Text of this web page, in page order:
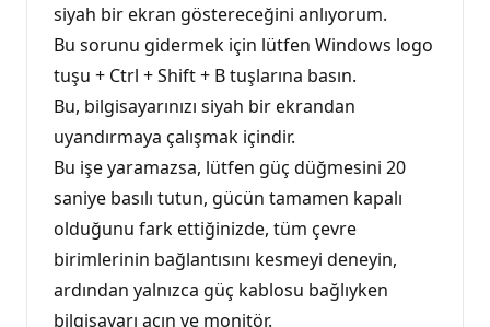
siyah bir ekran göstereceğini anlıyorum.
Bu sorunu gidermek için lütfen Windows logo
tuşu + Ctrl + Shift + B tuşlarına basın.
Bu, bilgisayarınızı siyah bir ekrandan
uyandırmaya çalışmak içindir.
Bu işe yaramazsa, lütfen güç düğmesini 20
saniye basılı tutun, gücün tamamen kapalı
olduğunu fark ettiğinizde, tüm çevre
birimlerinin bağlantısını kesmeyi deneyin,
ardından yalnızca güç kablosu bağlıyken
bilgisayarı açın ve monitör.